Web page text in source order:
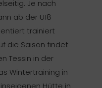
Je nach
ab der U18
trainiert
die Saison findet
Tessin in der
Wintertraining in